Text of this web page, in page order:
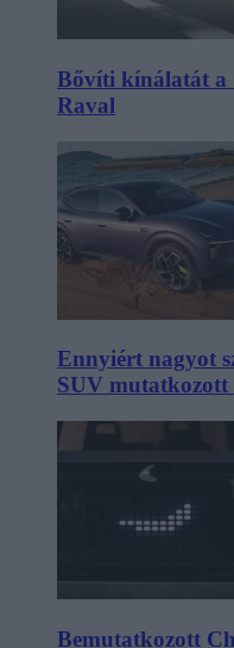
Bővíti kínálatát a
Raval
Ennyiért nagyot
SUV
Bemutatkozott